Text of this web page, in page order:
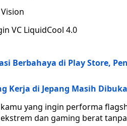
VC LiquidCool 4.0
Berbahaya di Play Store,
Kerja di Jepang Masih
kamu yang ingin performa
dan gaming berat